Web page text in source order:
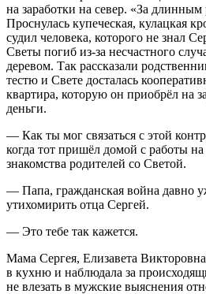
на заработки на север. «За
Проснулась купеческая, кулацкая
судил человека, которого не знал
Светы погиб из-за несчастного
деревом. Так рассказали
тестю и Свете досталась
квартира, которую он приобрёл на
деньги.
— Как ты мог связаться с этой
когда тот пришёл домой с работы
знакомства родителей со Светой.
— Папа, гражданская война давно
утихомирить отца Сергей.
— Это тебе так кажется.
Мама Сергея, Елизавета
в кухню и наблюдала за
не влезать в мужские выяснения